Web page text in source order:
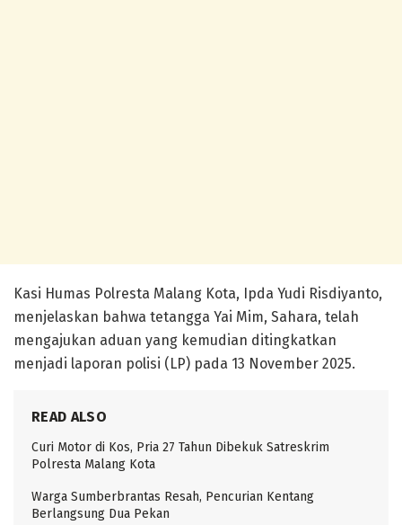
Kasi Humas Polresta Malang Kota, Ipda Yudi Risdiyanto,
menjelaskan bahwa tetangga Yai Mim, Sahara, telah
mengajukan aduan yang kemudian ditingkatkan
menjadi laporan polisi (LP) pada 13 November 2025.
READ ALSO
Curi Motor di Kos, Pria 27 Tahun Dibekuk Satreskrim
Polresta Malang Kota
Warga Sumberbrantas Resah, Pencurian Kentang
Berlangsung Dua Pekan